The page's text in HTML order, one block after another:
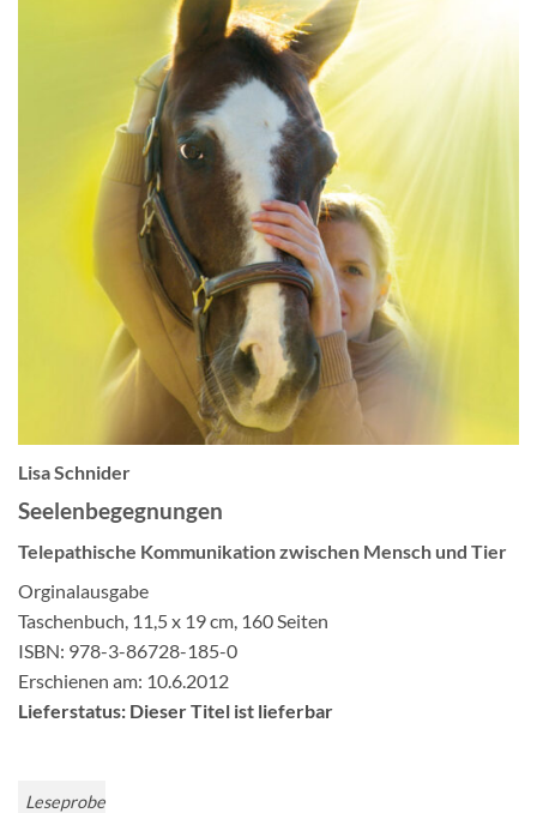
Lisa Schnider
Seelenbegegnungen
Telepathische Kommunikation zwischen Mensch und Tier
Orginalausgabe
Taschenbuch, 11,5 x 19 cm, 160 Seiten
ISBN: 978-3-86728-185-0
Erschienen am: 10.6.2012
Lieferstatus: Dieser Titel ist lieferbar
Leseprobe